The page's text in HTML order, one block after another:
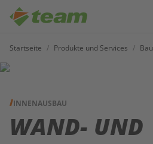
Startseite / Produkte und Services / Bau
INNENAUSBAU
WAND- UND